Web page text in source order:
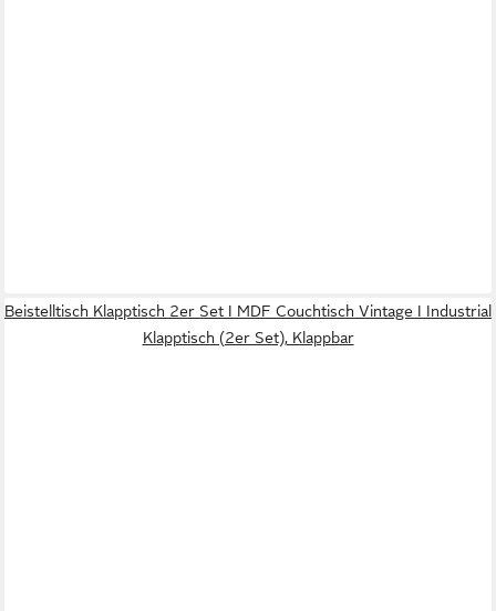
Beistelltisch Klapptisch 2er Set I MDF Couchtisch Vintage I Industrial
Klapptisch (2er Set), Klappbar